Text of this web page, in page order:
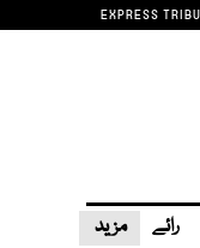
EXPRESS
رائے مزید